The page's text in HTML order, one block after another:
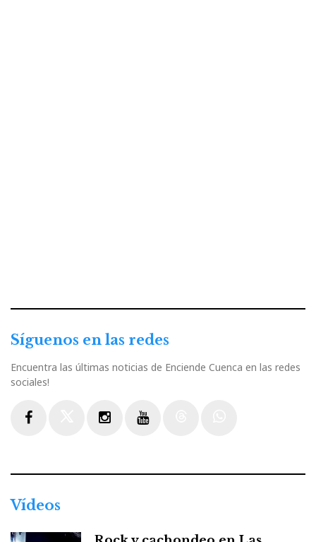
Síguenos en las redes
Encuentra las últimas noticias de Enciende Cuenca en las redes
sociales!
Vídeos